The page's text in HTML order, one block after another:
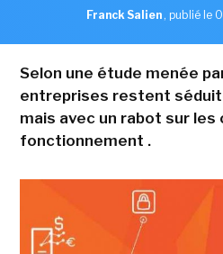
Franck Salien , publié le
Selon une étude menée
entreprises restent
mais avec un rabot sur les
fonctionnement .